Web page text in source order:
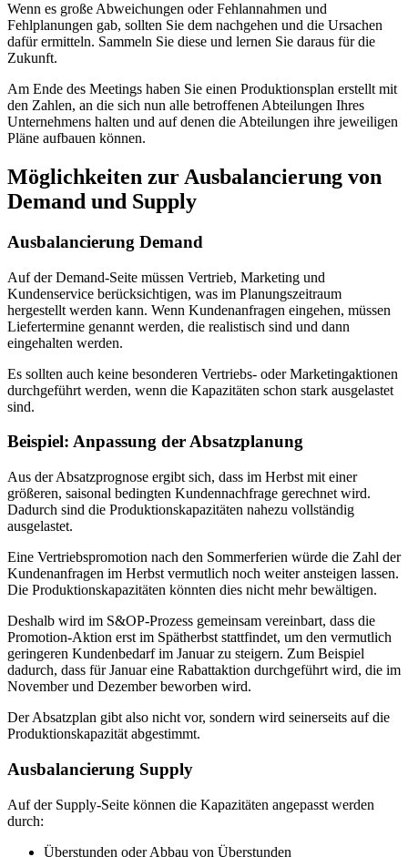
Wenn es große Abweichungen oder Fehlannahmen und
Fehlplanungen gab, sollten Sie dem nachgehen und die Ursachen
dafür ermitteln. Sammeln Sie diese und lernen Sie daraus für die
Zukunft.
Am Ende des Meetings haben Sie einen Produktionsplan erstellt mit
den Zahlen, an die sich nun alle betroffenen Abteilungen Ihres
Unternehmens halten und auf denen die Abteilungen ihre jeweiligen
Pläne aufbauen können.
Möglichkeiten zur Ausbalancierung von
Demand und Supply
Ausbalancierung Demand
Auf der Demand-Seite müssen Vertrieb, Marketing und
Kundenservice berücksichtigen, was im Planungszeitraum
hergestellt werden kann. Wenn Kundenanfragen eingehen, müssen
Liefertermine genannt werden, die realistisch sind und dann
eingehalten werden.
Es sollten auch keine besonderen Vertriebs- oder Marketingaktionen
durchgeführt werden, wenn die Kapazitäten schon stark ausgelastet
sind.
Beispiel: Anpassung der Absatzplanung
Aus der Absatzprognose ergibt sich, dass im Herbst mit einer
größeren, saisonal bedingten Kundennachfrage gerechnet wird.
Dadurch sind die Produktionskapazitäten nahezu vollständig
ausgelastet.
Eine Vertriebspromotion nach den Sommerferien würde die Zahl der
Kundenanfragen im Herbst vermutlich noch weiter ansteigen lassen.
Die Produktionskapazitäten könnten dies nicht mehr bewältigen.
Deshalb wird im S&OP-Prozess gemeinsam vereinbart, dass die
Promotion-Aktion erst im Spätherbst stattfindet, um den vermutlich
geringeren Kundenbedarf im Januar zu steigern. Zum Beispiel
dadurch, dass für Januar eine Rabattaktion durchgeführt wird, die im
November und Dezember beworben wird.
Der Absatzplan gibt also nicht vor, sondern wird seinerseits auf die
Produktionskapazität abgestimmt.
Ausbalancierung Supply
Auf der Supply-Seite können die Kapazitäten angepasst werden
durch:
Überstunden oder Abbau von Überstunden